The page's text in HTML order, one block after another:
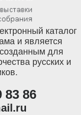
каталог
и является
для
русских и
83 86